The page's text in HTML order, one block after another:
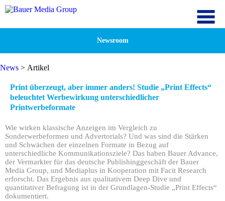
Newsroom
News > Artikel
Print überzeugt, aber immer anders! Studie „Print Effects“
beleuchtet Werbewirkung unterschiedlicher
Printwerbeformate
Wie wirken klassische Anzeigen im Vergleich zu
Sonderwerbeformen und Advertorials? Und was sind die Stärken
und Schwächen der einzelnen Formate in Bezug auf
unterschiedliche Kommunikationsziele? Das haben Bauer Advance,
der Vermarkter für das deutsche Publishinggeschäft der Bauer
Media Group, und Mediaplus in Kooperation mit Facit Research
erforscht. Das Ergebnis aus qualitativem Deep Dive und
quantitativer Befragung ist in der Grundlagen-Studie „Print Effects“
dokumentiert.